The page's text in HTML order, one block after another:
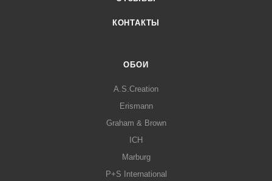
КОНТАКТЫ
ОБОИ
A.S.Creation
Erismann
Graham & Brown
ICH
Marburg
P+S International